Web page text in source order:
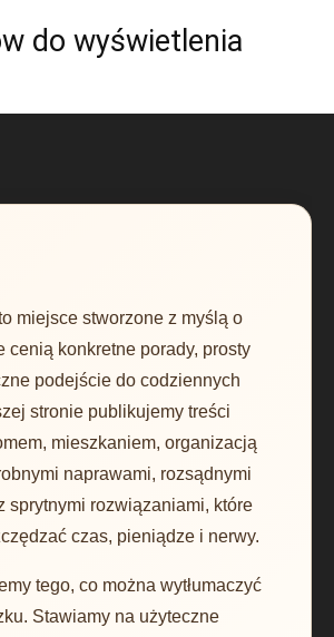
do wyświetlenia
miejsce stworzone z myślą o
cenią konkretne porady, prosty
podejście do codziennych
stronie publikujemy treści
mieszkaniem, organizacją
naprawami, rozsądnymi
sprytnymi rozwiązaniami, które
czas, pieniądze i nerwy.
tego, co można wytłumaczyć
Stawiamy na użyteczne